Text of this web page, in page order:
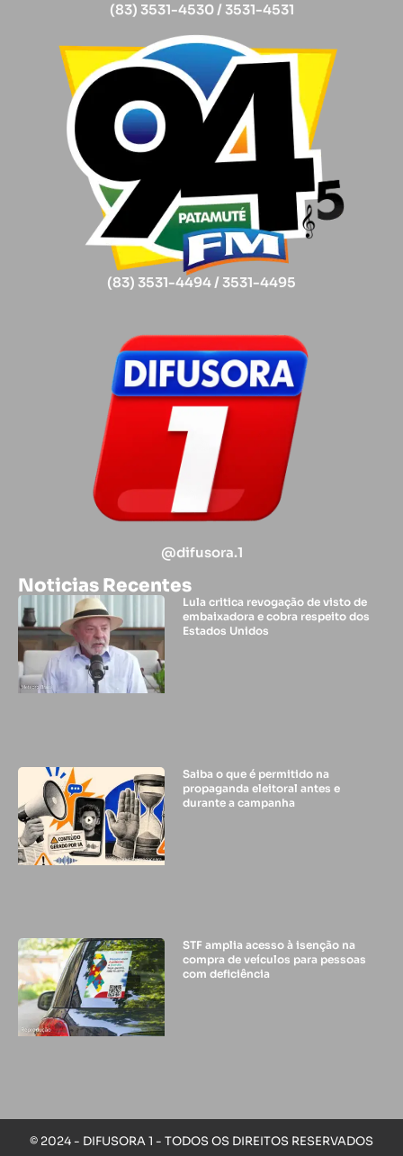
(83) 3531-4530 / 3531-4531
(83) 3531-4494 / 3531-4495
@difusora.1
Noticias Recentes
Lula critica revogação de visto de
embaixadora e cobra respeito dos
Estados Unidos
Saiba o que é permitido na
propaganda eleitoral antes e
durante a campanha
STF amplia acesso à isenção na
compra de veículos para pessoas
com deficiência
© 2024 - DIFUSORA 1 - TODOS OS DIREITOS RESERVADOS